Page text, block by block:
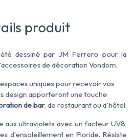
produit
dessiné par JM Ferrero pour la
de décoration Vondom.
uniques pour recevoir vos
design apporteront une touche
de bar, de restaurant ou d'hôtel.
aux ultraviolets avec un facteur UV8,
d'ensoleillement en Floride. Résiste